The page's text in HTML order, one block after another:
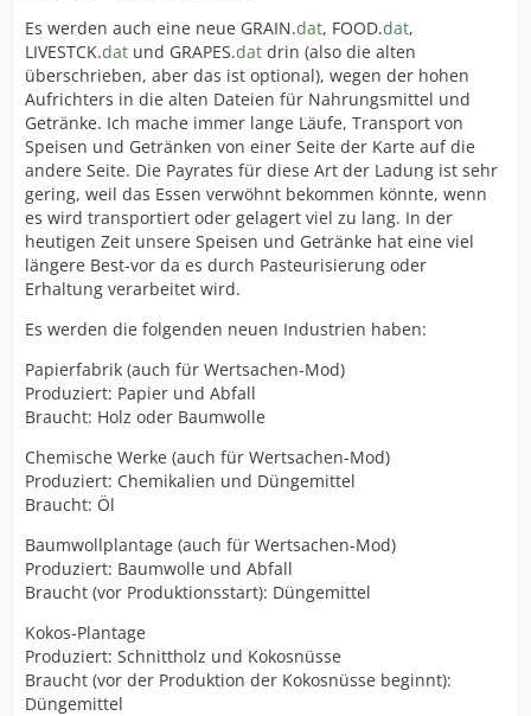
Es werden auch eine neue GRAIN.dat, FOOD.dat,
LIVESTCK.dat und GRAPES.dat drin (also die alten
überschrieben, aber das ist optional), wegen der hohen
Aufrichters in die alten Dateien für Nahrungsmittel und
Getränke. Ich mache immer lange Läufe, Transport von
Speisen und Getränken von einer Seite der Karte auf die
andere Seite. Die Payrates für diese Art der Ladung ist sehr
gering, weil das Essen verwöhnt bekommen könnte, wenn
es wird transportiert oder gelagert viel zu lang. In der
heutigen Zeit unsere Speisen und Getränke hat eine viel
längere Best-vor da es durch Pasteurisierung oder
Erhaltung verarbeitet wird.
Es werden die folgenden neuen Industrien haben:
Papierfabrik (auch für Wertsachen-Mod)
Produziert: Papier und Abfall
Braucht: Holz oder Baumwolle
Chemische Werke (auch für Wertsachen-Mod)
Produziert: Chemikalien und Düngemittel
Braucht: Öl
Baumwollplantage (auch für Wertsachen-Mod)
Produziert: Baumwolle und Abfall
Braucht (vor Produktionsstart): Düngemittel
Kokos-Plantage
Produziert: Schnittholz und Kokosnüsse
Braucht (vor der Produktion der Kokosnüsse beginnt):
Düngemittel